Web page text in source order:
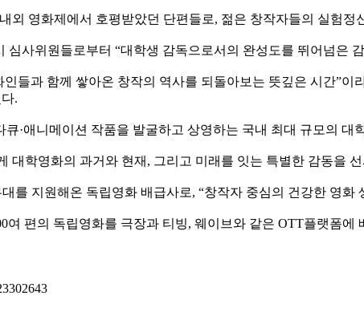
외 영화제에서 호평받았던 단편들로, 젊은 창작자들의 실험정
사위원들로부터 “대학생 감독으로서의 완성도를 뛰어넘은
들과 함께 쌓아온 창작의 역사를 되돌아보는 뜻깊은 시간”이
.
·애니메이션 작품을 발굴하고 상영하는 국내 최대 규모의 대
대학영화의 과거와 현재, 그리고 미래를 잇는 특별한 감동을
를 지원해온 독립영화 배급사로, “창작자 중심의 건강한 영화
여 편의 독립영화를 극장과 티빙, 웨이브와 같은 OTT플랫폼